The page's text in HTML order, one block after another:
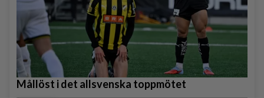
Mållöst i det allsvenska toppmötet